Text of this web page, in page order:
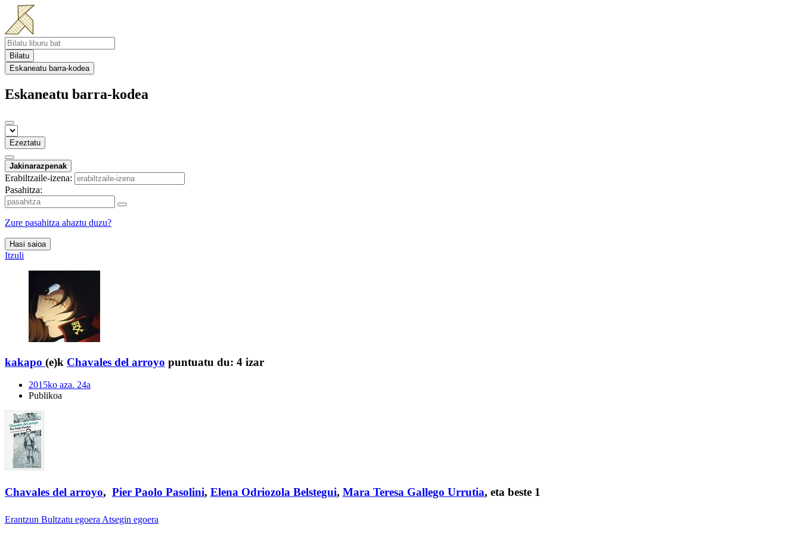
Bilatu
Eskaneatu barra-kodea
Eskaneatu barra-kodea
Ezeztatu
Jakinarazpenak
Erabiltzaile-izena:
Pasahitza:
Zure pasahitza ahaztu duzu?
Hasi saioa
Itzuli
kakapo (e)k Chavales del arroyo puntuatu du: 4 izar
2015ko aza. 24a
Publikoa
Chavales del arroyo, Pier Paolo Pasolini, Elena Odriozola Belstegui, Mara Teresa Gallego Urrutia, eta beste 1
Erantzun Bultzatu egoera Atsegin egoera